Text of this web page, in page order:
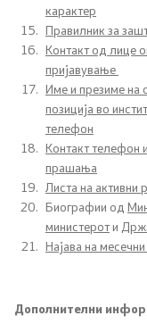
Односи со јавност
Соопштенија
Новости
Интервјуа
Прес-
Завршени јавни
карактер
Правилник за
Контакт од лице
пријавување
Име и презиме на
позиција во
телефон
Контакт телефон
прашања
Листа на активни
Биографии од
министероти
Најава на
Дополнителни